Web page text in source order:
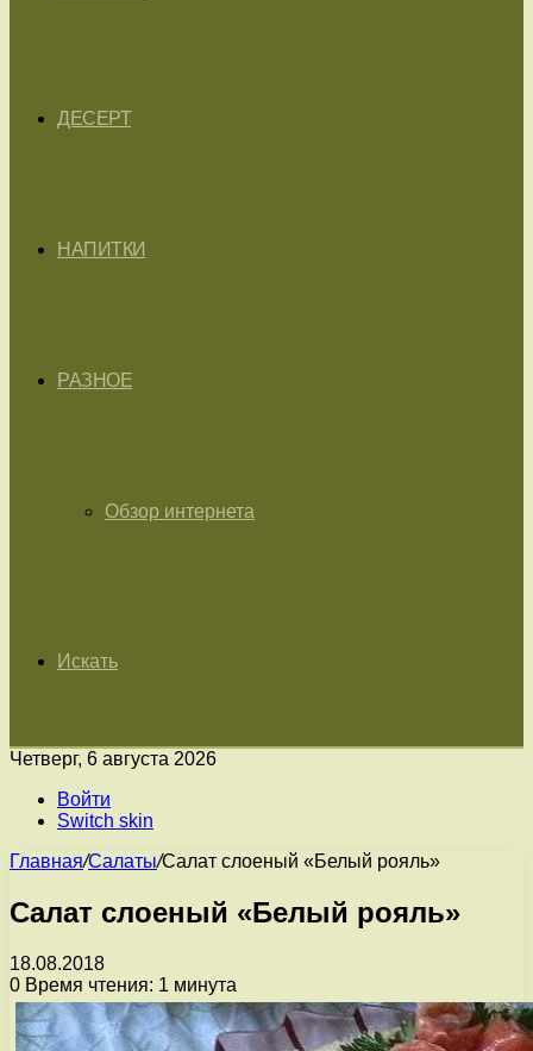
ДЕСЕРТ
НАПИТКИ
РАЗНОЕ
Обзор интернета
Искать
Четверг, 6 августа 2026
Войти
Switch skin
Главная/Салаты/Салат слоеный «Белый рояль»
Салат слоеный «Белый рояль»
18.08.2018
0 Время чтения: 1 минута